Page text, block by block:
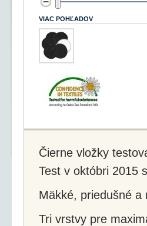
VIAC POHĽADOV
Čierne vložky
Test v októbri 2015
Mäkké, priedušné a
Tri vrstvy pre